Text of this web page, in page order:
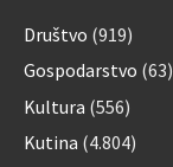
Društvo (919)
Gospodarstvo (63)
Kultura (556)
Kutina (4.804)